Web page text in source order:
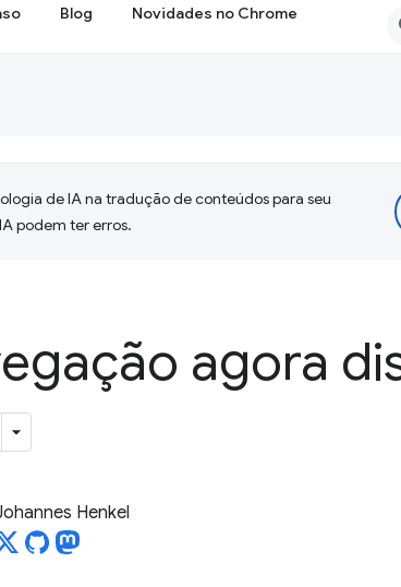
Blog Novidades no Chrome
de IA na tradução de conteúdos para seu
podem ter erros.
agora
Henkel